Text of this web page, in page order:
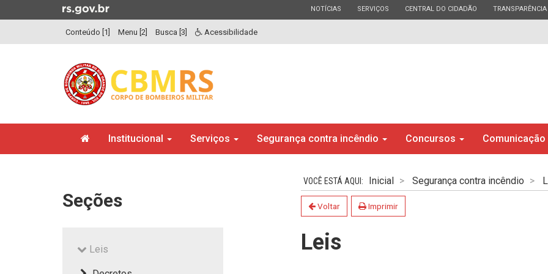
para
Ir
a
ESTADO
NOTÍCIAS ESTADO
SERVIÇOS ESTADO
CENTRAL DO CIDADÃO ESTADO
TRANSPARÊNCIA
Conteúdo [1] Menu [2] Busca [3] Acessibilidade
Institucional Serviços Segurança contra incêndio Concursos Comunicação
Seções
Leis
Inicial Segurança contra incêndio
Voltar Imprimir
Leis